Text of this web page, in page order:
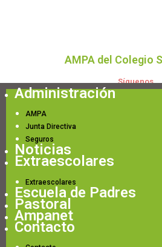
AMPA del Colegio
Síguenos
Administración
AMPA
Junta Directiva
Seguros
Noticias
Extraescolares
Extraescolares
Escuela de Padres
Pastoral
Ampanet
Contacto